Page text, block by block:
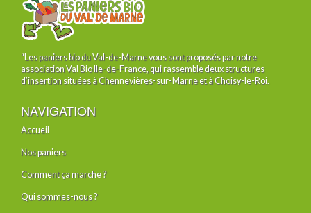
“Les paniers bio du Val-de-Marne vous sont proposés par notre
association Val Bio Ile-de-France, qui rassemble deux structures
d’insertion situées à Chennevières-sur-Marne et à Choisy-le-Roi.
NAVIGATION
Accueil
Nos paniers
Comment ça marche ?
Qui sommes-nous ?